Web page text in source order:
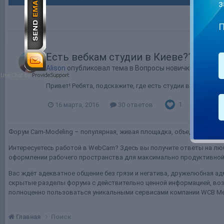
Есть вебкам студии в Киеве??
Alison опубликовал тема в Вопросы новичков
Привет! Ребята, подскажите, где есть студии в Киеве?
16 марта, 2016 30 ответов 1
Форум Cam-Modeling – популярная, живая площадка, объединяющая
Интересуетесь работой в WebCam? Здесь вы получите ответы на
оформлении рабочего пространства для максимально
Вас ждёт адекватное общение без грязи и негатива, дружелюбная
скрытые разделы форума с действительно ценной информацией,
полноценно пользоваться уникальными сервисами компании WCB
Главная Поиск